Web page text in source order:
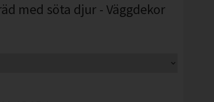
med söta djur - Väggdekor